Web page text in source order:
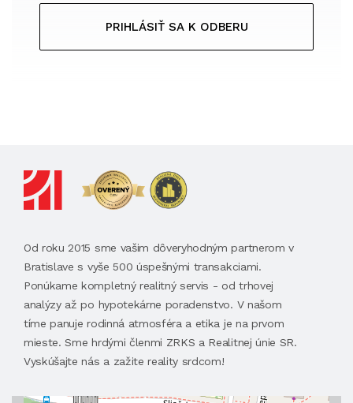
PRIHLÁSIŤ SA K ODBERU
Od roku 2015 sme vašim dôveryhodným partnerom v
Bratislave s vyše 500 úspešnými transakciami.
Ponúkame kompletný realitný servis - od trhovej
analýzy až po hypotekárne poradenstvo. V našom
tíme panuje rodinná atmosféra a etika je na prvom
mieste. Sme hrdými členmi ZRKS a Realitnej únie SR.
Vyskúšajte nás a zažite reality srdcom!